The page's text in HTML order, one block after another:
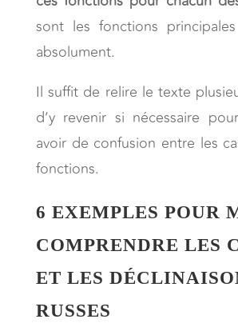
sont les fonctions
absolument.
Il suffit de relire le texte
d’y revenir si nécessaire
avoir de confusion entre les
fonctions.
6 EXEMPLES POUR
COMPRENDRE LES
ET LES
RUSSES